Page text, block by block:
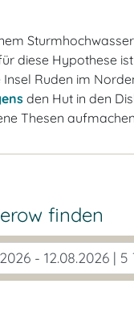
diese Hypothese
Insel Ruden im
den Hut in den
Thesen
finden
- 12.08.2026 | 5